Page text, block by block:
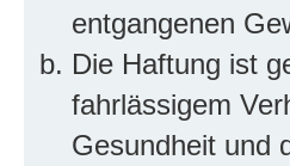
entgangenen
Die Haftung ist
fahrlässigem
Gesundheit und